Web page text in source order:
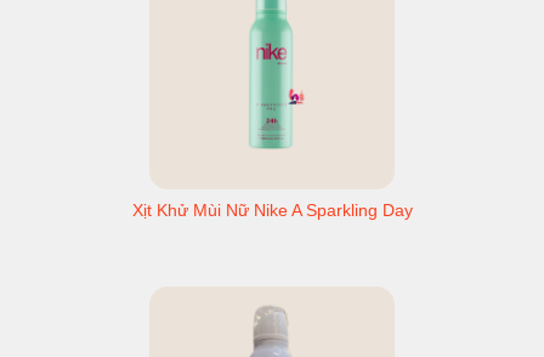
Xịt Khử Mùi Nữ Nike A Sparkling Day